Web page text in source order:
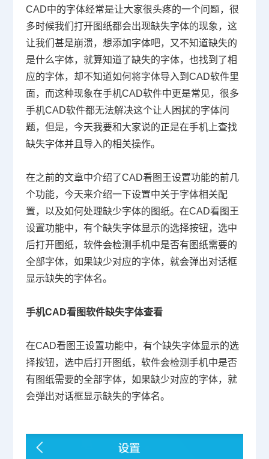
CAD中的字体经常是让大家很头疼的一个问题，很
多时候我们打开图纸都会出现缺失字体的现象，这
让我们甚是崩溃，想添加字体吧，又不知道缺失的
是什么字体，就算知道了缺失的字体，也找到了相
应的字体，却不知道如何将字体导入到 CAD软件里
面，而这种现象在手机CAD软件中更是常见，很多
手机CAD软件都无法解决这个让人困扰的字体问
题，但是，今天我要和大家说的正是在手机上查找
缺失字体并且导入的相关操作。
在之前的文章中介绍了CAD看图王设置功能的前几
个功能，今天来介绍一下设置中关于字体相关配
置，以及如何处理缺少字体的图纸。在CAD看图王
设置功能中，有个缺失字体显示的选择按钮，选中
后打开图纸，软件会检测手机中是否有图纸需要的
全部字体，如果缺少对应的字体，就会弹出对话框
显示缺失的字体名。
手机CAD看图软件缺失字体查看
在CAD看图王设置功能中，有个缺失字体显示的选
择按钮，选中后打开图纸，软件会检测手机中是否
有图纸需要的全部字体，如果缺少对应的字体，就
会弹出对话框显示缺失的字体名。